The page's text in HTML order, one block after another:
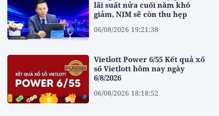
lãi suất nửa cuối năm khó
giảm, NIM sẽ còn thu hẹp
06/08/2026 19:21:38
Vietlott Power 6/55 Kết quả xổ
số Vietlott hôm nay ngày
6/8/2026
06/08/2026 18:18:52